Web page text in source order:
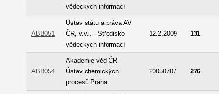
vědeckých informací
ABB051
Ústav státu a práva AV
ČR, v.v.i. - Středisko
vědeckých informací
12.2.2009 131
ABB054
Akademie věd ČR -
Ústav chemických
procesů Praha
20050707 276